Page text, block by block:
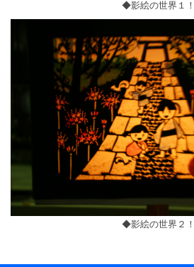
◆影絵の世界１！
◆影絵の世界２！